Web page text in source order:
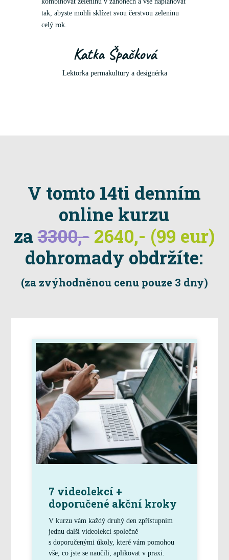
tak, abyste mohli sklízet svou čerstvou zeleninu
celý rok.
Katka Špačková
Lektorka permakultury a designérka
V tomto 14ti denním
online kurzu
za3300,- 2640,- (99 eur)
dohromady obdržíte:
(za zvýhodněnou cenu pouze 3 dny)
7 videolekcí +
doporučené akční kroky
V kurzu vám každý druhý den zpřístupním
jednu další videolekci společně
s doporučenými úkoly, které vám pomohou
vše, co jste se naučili, aplikovat v praxi.